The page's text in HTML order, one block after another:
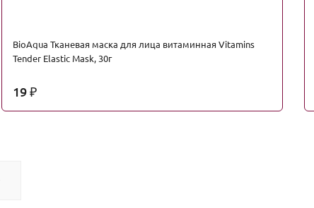
BioAqua Тканевая маска для лица витаминная Vitamins
Tender Elastic Mask, 30г
19 ₽